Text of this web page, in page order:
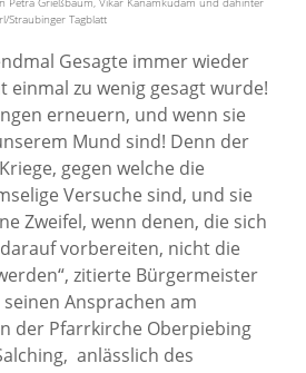
Straubinger Tagblatt
Gesagte immer wieder
einmal zu wenig gesagt wurde!
erneuern, und wenn sie
Mund sind! Denn der
gegen welche die
Versuche sind, und sie
Zweifel, wenn denen, die sich
vorbereiten, nicht die
zitierte Bürgermeister
Ansprachen am
der Pfarrkirche Oberpiebing
anlässlich des